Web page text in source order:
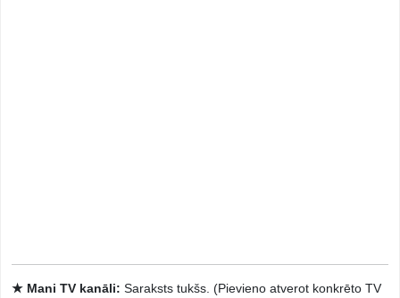
★ Mani TV kanāli: Saraksts tukšs. (Pievieno atverot konkrēto TV